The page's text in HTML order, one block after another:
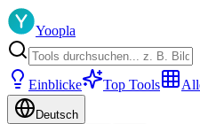
Yoopla
Einblicke Top Tools
Deutsch